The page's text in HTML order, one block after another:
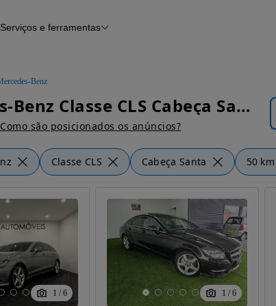
Histórico do veículo
Serviços e ferramentas
Benz
Mercedes-Benz Classe CLS Cabeça Santa - Carros
Como são posicionados os anúncios?
Classe CLS Cabeça Santa 50 km
1 / 6 1 / 6